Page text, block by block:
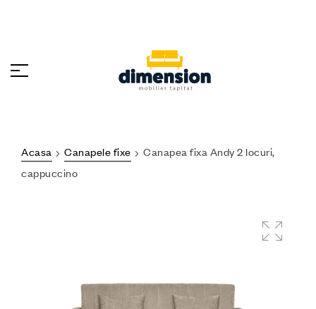
Acasa Canapele fixe
Canapea fixa Andy 2 locuri,
cappuccino